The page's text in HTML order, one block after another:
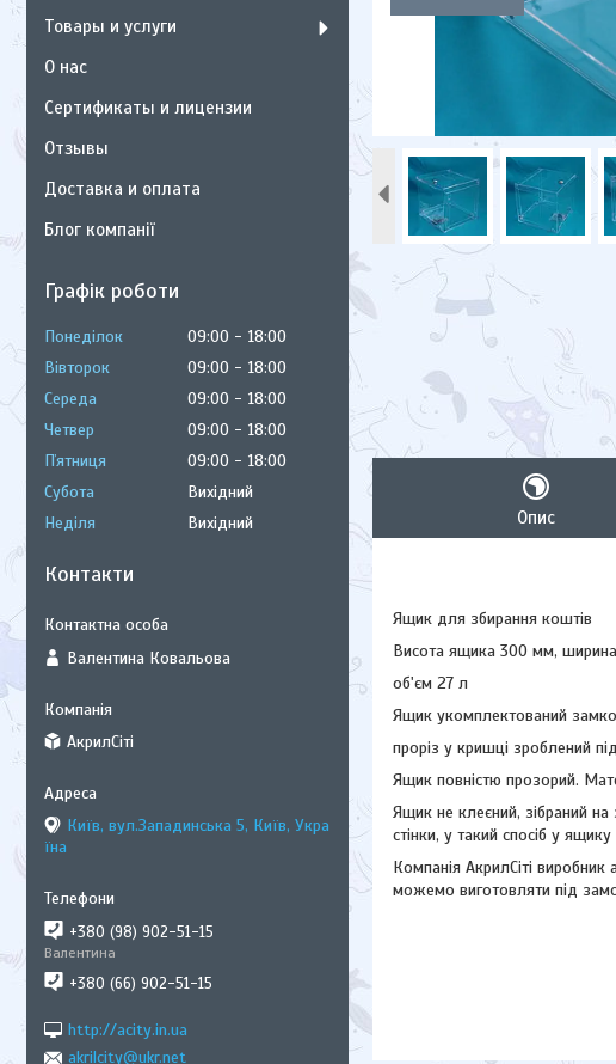
Опис
Ящик для збирання коштів
Висота ящика 300 мм,
об'єм 27 л
Ящик укомплектований
проріз у кришці зроблений
Ящик повністю прозорий.
Ящик не клеєний, зібраний на
стінки, у такий спосіб у
Компанія АкрилСіті
можемо виготовляти під
Товары и услуги
О нас
Сертификаты и лицензии
Отзывы
Доставка и оплата
Блог компанії
Графік роботи
Понеділок 09:00
18:00
Вівторок
09:00
18:00
Середа
09:00
18:00
Четвер
09:00
18:00
Пʼятниця
09:00
18:00
Субота
Вихідний
Неділя
Вихідний
Контакти
Валентина Ковальова
АкрилСіті
Київ, вул.Западинська 5, Київ, Укра
їна
+380 (98) 902-51-15
Валентина
+380 (66) 902-51-15
http://acity.in.ua
akrilcity@ukr.net